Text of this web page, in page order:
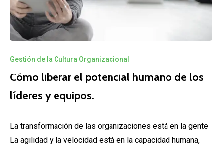
Gestión de la Cultura Organizacional
Cómo liberar el potencial humano de los
líderes y equipos.
La transformación de las organizaciones está en la gente
La agilidad y la velocidad está en la capacidad humana,